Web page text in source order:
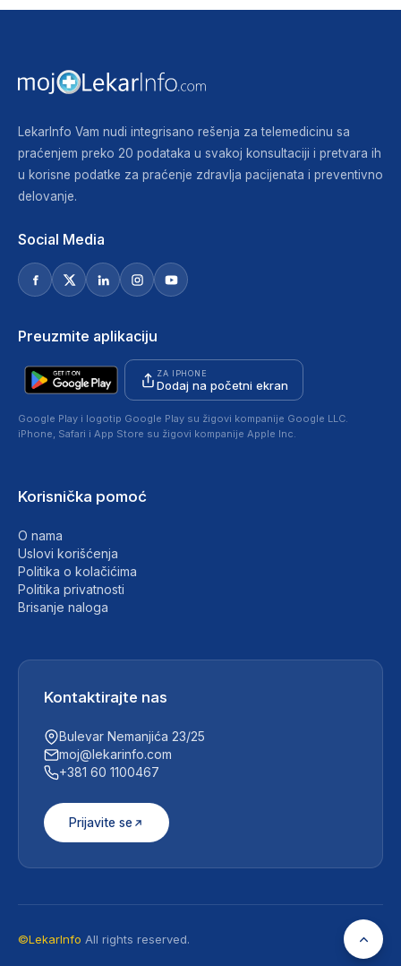
LekarInfo Vam nudi integrisano rešenja za telemedicinu sa
praćenjem preko 20 podataka u svakoj konsultaciji i pretvara ih
u korisne podatke za praćenje zdravlja pacijenata i preventivno
delovanje.
Social Media
Preuzmite aplikaciju
ZA IPHONE
Dodaj na početni ekran
Google Play i logotip Google Play su žigovi kompanije Google LLC.
iPhone, Safari i App Store su žigovi kompanije Apple Inc.
Korisnička pomoć
O nama
Uslovi korišćenja
Politika o kolačićima
Politika privatnosti
Brisanje naloga
Kontaktirajte nas
Bulevar Nemanjića 23/25
moj@lekarinfo.com
+381 60 1100467
Prijavite se
©LekarInfo All rights reserved.